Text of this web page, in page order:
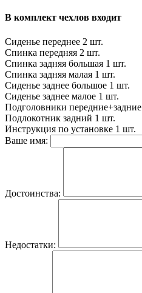
В комплект чехлов входит
Сиденье переднее 2 шт.
Спинка передняя 2 шт.
Спинка задняя большая 1 шт.
Спинка задняя малая 1 шт.
Сиденье заднее большое 1 шт.
Сиденье заднее малое 1 шт.
Подголовники передние+задние
Подлокотник задний 1 шт.
Инструкция по установке 1 шт.
Ваше имя:
Достоинства:
Недостатки: